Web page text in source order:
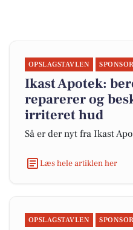
OPSLAGSTAVLEN
Ikast Apotek:
reparerer og
irriteret hud
Så er der nyt fra Ikast
Læs hele artiklen her
OPSLAGSTAVLEN